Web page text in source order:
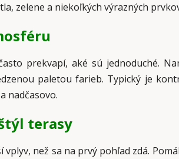
zelene a niekoľkých výrazných
prekvapí, aké sú jednoduché.
paletou farieb. Typický je
nadčasovo.
terasy
vplyv, než sa na prvý pohľad zdá.